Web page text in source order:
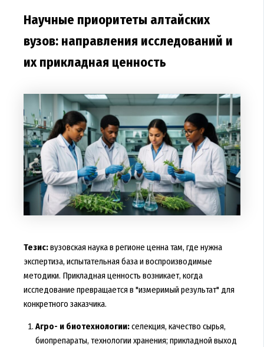
Научные приоритеты алтайских
вузов: направления исследований и
их прикладная ценность
Тезис:вузовская наука в регионе ценна там, где нужна
экспертиза, испытательная база и воспроизводимые
методики. Прикладная ценность возникает, когда
исследование превращается в "измеримый результат" для
конкретного заказчика.
Агро- и биотехнологии:селекция, качество сырья,
биопрепараты, технологии хранения; прикладной выход